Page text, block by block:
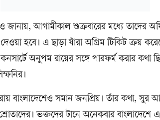
জানায়, আগামীকাল শুক্রবারের মধ্যে তাদের
হবে। এ ছাড়া যাঁরা অগ্রিম টিকিট ক্রয়
অনুপম রায়ের সঙ্গে পারফর্ম করার কথা
বাংলাদেশেও সমান জনপ্রিয়। তাঁর কথা,
ভক্তদের টানে অনেকবার